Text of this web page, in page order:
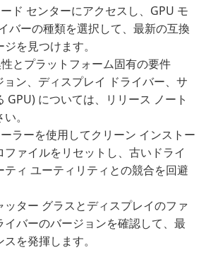
ド センターにアクセスし、GPU モ
バーの種類を選択して、最新の互換
を見つけます。
とプラットフォーム固有の要件
ン、ディスプレイ ドライバー、サ
GPU) については、リリース ノート
。
ラーを使用してクリーン インストー
ファイルをリセットし、古いドライ
ィ ユーティリティとの競合を回避
ッター グラスとディスプレイのファ
イバーのバージョンを確認して、最
を発揮します。